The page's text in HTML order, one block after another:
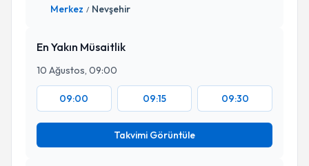
Merkez / Nevşehir
En Yakın Müsaitlik
10 Ağustos, 09:00
09:00 09:15 09:30
Takvimi Görüntüle